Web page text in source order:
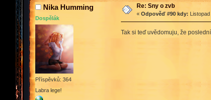
Nika Humming
Dospělák
Příspěvků: 364
Labra lege!
Re: Sny o zvb
« Odpověď #90 kdy:
Tak si teď uvědomuju, že